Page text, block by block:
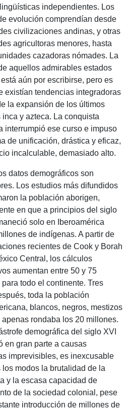
independientes. Los
evolución comprendían desde
civilizaciones andinas, y otras
agricultoras menores, hasta
cazadoras nómades. La
aquellos admirables estados
aún por escribirse, pero es
existían tendencias integradoras
la expansión de los últimos
inca y azteca. La conquista
interrumpió ese curso e impuso
de unificación, drástica y eficaz,
incalculable, demasiado alto.
datos demográficos son
Los estudios más difundidos
la población aborigen,
en que a principios del siglo
solo en Iberoamérica
de indígenas. A partir de
recientes de Cook y Borah
Central, los cálculos
aumentan entre 50 y 75
todo el continente. Tres
toda la población
blancos, negros, mestizos
rondaba los 20 millones.
demográfica del siglo XVI
en gran parte a causas
imprevisibles, es inexcusable
los modos la brutalidad de la
y la escasa capacidad de
de la sociedad colonial, pese
introducción de millones de